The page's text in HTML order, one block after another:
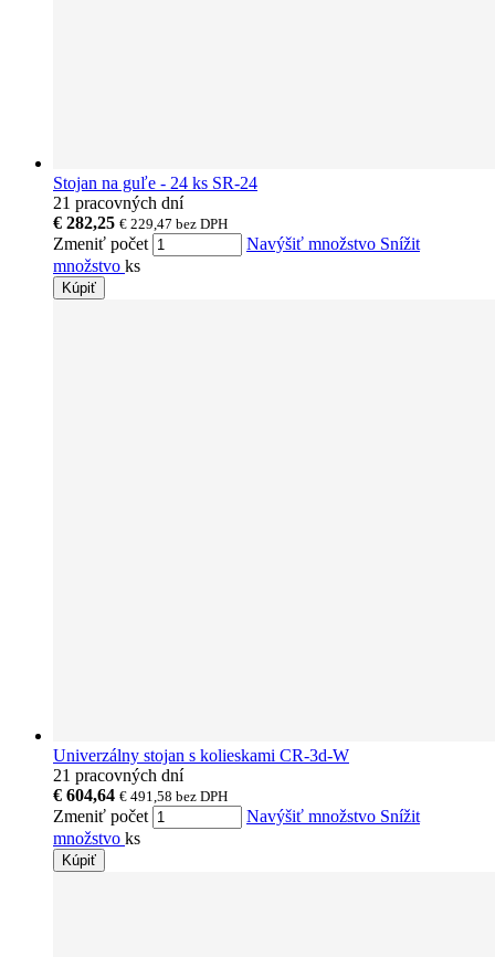
Stojan na guľe - 24 ks SR-24
21 pracovných dní
€ 282,25 € 229,47 bez DPH
Zmeniť počet Navýšiť množstvo Snížit
množstvo ks
Kúpiť
Univerzálny stojan s kolieskami CR-3d-W
21 pracovných dní
€ 604,64 € 491,58 bez DPH
Zmeniť počet Navýšiť množstvo Snížit
množstvo ks
Kúpiť